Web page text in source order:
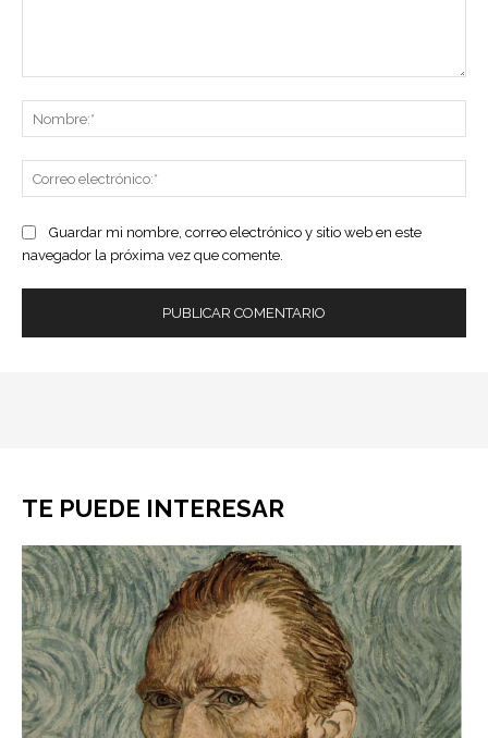
Guardar mi nombre, correo electrónico y sitio web en este
navegador la próxima vez que comente.
TE PUEDE INTERESAR